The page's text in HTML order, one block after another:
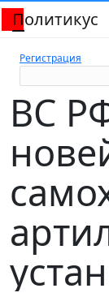
Политикус
Регистрация
ВС